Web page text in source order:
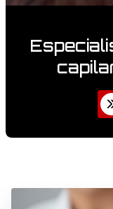
¡Déjanos
986 851